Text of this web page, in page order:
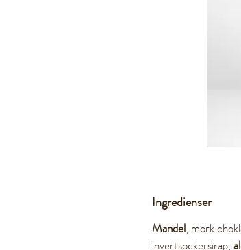
Ingredienser
Mandel, mörk
invertsockersirap,